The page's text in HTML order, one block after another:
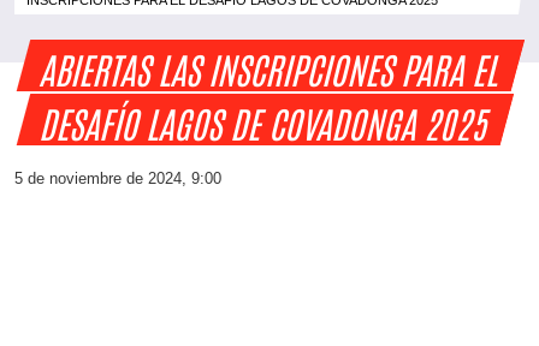
ABIERTAS LAS INSCRIPCIONES PARA EL
DESAFÍO LAGOS DE COVADONGA 2025
5 de noviembre de 2024, 9:00